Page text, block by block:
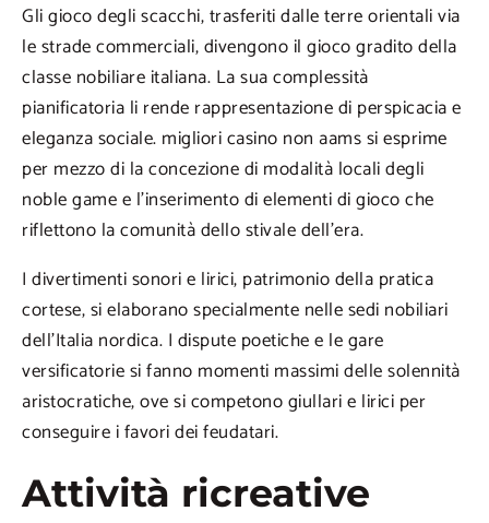
Gli gioco degli scacchi, trasferiti dalle terre orientali via
le strade commerciali, divengono il gioco gradito della
classe nobiliare italiana. La sua complessità
pianificatoria li rende rappresentazione di perspicacia e
eleganza sociale. migliori casino non aams si esprime
per mezzo di la concezione di modalità locali degli
noble game e l’inserimento di elementi di gioco che
riflettono la comunità dello stivale dell’era.
I divertimenti sonori e lirici, patrimonio della pratica
cortese, si elaborano specialmente nelle sedi nobiliari
dell’Italia nordica. I dispute poetiche e le gare
versificatorie si fanno momenti massimi delle solennità
aristocratiche, ove si competono giullari e lirici per
conseguire i favori dei feudatari.
Attività ricreative